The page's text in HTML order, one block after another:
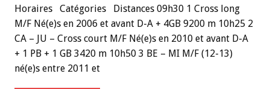
Horaires Catégories Distances 09h30 1 Cross long
M/F Né(e)s en 2006 et avant D-A + 4GB 9200 m 10h25 2
CA – JU – Cross court M/F Né(e)s en 2010 et avant D-A
+ 1 PB + 1 GB 3420 m 10h50 3 BE – MI M/F (12-13)
né(e)s entre 2011 et